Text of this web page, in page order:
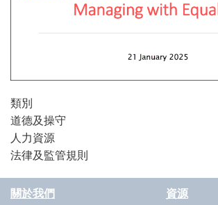
類別
道德及操守
人力資源
法律及監管規則
關於我們 資源